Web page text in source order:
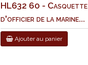
HL632 60 - Casquette
d'officier de la marine...
Ajouter au panier